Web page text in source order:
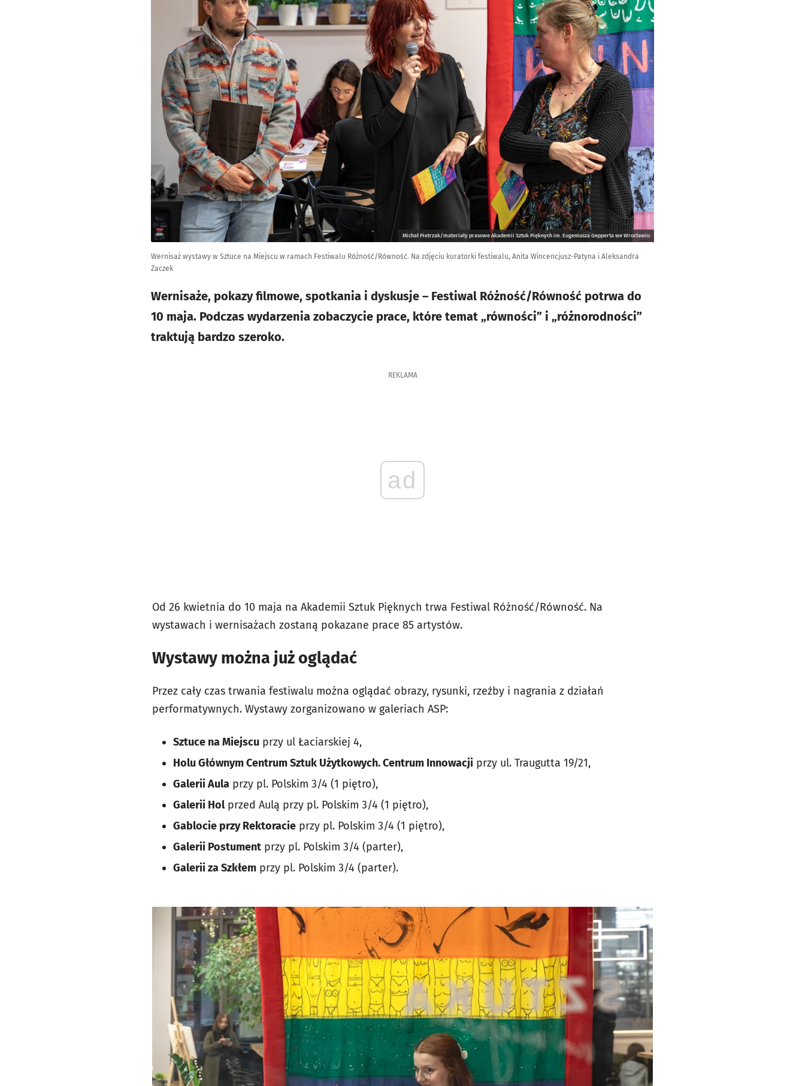
Michał Pietrzak/materiały prasowe Akademii Sztuk Pięknych im. Eugeniusza Gepperta we Wrocławiu
Wernisaż wystawy w Sztuce na Miejscu w ramach Festiwalu Różność/Równość. Na zdjęciu kuratorki festiwalu, Anita Wincencjusz-Patyna i Aleksandra
Zaczek
Wernisaże, pokazy filmowe, spotkania i dyskusje – Festiwal Różność/Równość potrwa do
10 maja. Podczas wydarzenia zobaczycie prace, które temat „równości” i „różnorodności”
traktują bardzo szeroko.
REKLAMA
ad
Od 26 kwietnia do 10 maja na Akademii Sztuk Pięknych trwa Festiwal Różność/Równość. Na
wystawach i wernisażach zostaną pokazane prace 85 artystów.
Wystawy można już oglądać
Przez cały czas trwania festiwalu można oglądać obrazy, rysunki, rzeźby i nagrania z działań
performatywnych. Wystawy zorganizowano w galeriach ASP:
Sztuce na Miejscu przy ul Łaciarskiej 4,
Holu Głównym Centrum Sztuk Użytkowych. Centrum Innowacji przy ul. Traugutta 19/21,
Galerii Aula przy pl. Polskim 3/4 (1 piętro),
Galerii Holprzed Aulą przy pl. Polskim 3/4 (1 piętro),
Gablocie przy Rektoracie przy pl. Polskim 3/4 (1 piętro),
Galerii Postument przy pl. Polskim 3/4 (parter),
Galerii za Szkłem przy pl. Polskim 3/4 (parter).